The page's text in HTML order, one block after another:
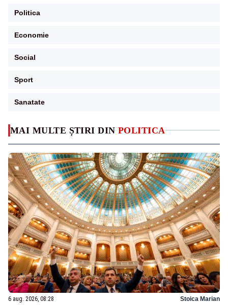
MAI MULTE ȘTIRI DIN POLITICA
6 aug. 2026, 08:28 Stoica Marian
Politica
Economie
Social
Sport
Sanatate